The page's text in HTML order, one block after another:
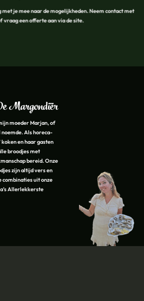
met je mee naar de mogelijkheden. Neem contact met
vraag een offerte aan via de site.
Margondiër
moeder Marjan, of
noemde. Als horeca-
koken en haar gasten
broodjes met
bereid. Onze
zijn altijd vers en
uit onze
Allerlekkerste